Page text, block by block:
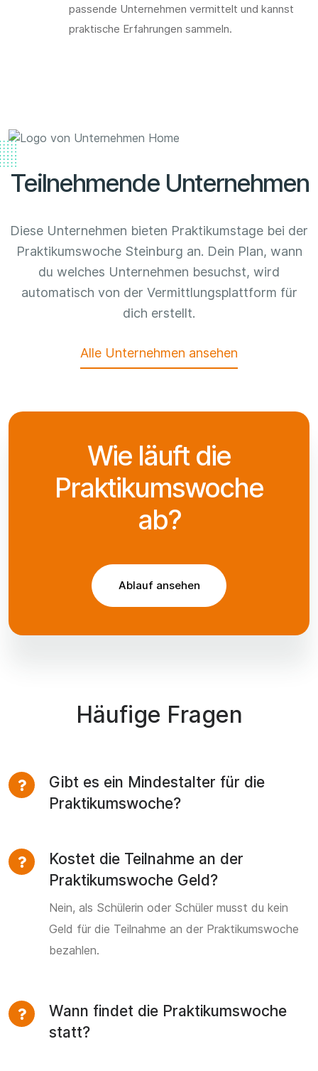
passende Unternehmen vermittelt und kannst
praktische Erfahrungen sammeln.
Teilnehmende Unternehmen
Diese Unternehmen bieten Praktikumstage bei der
Praktikumswoche Steinburg an. Dein Plan, wann
du welches Unternehmen besuchst, wird
automatisch von der Vermittlungsplattform für
dich erstellt.
Alle Unternehmen ansehen
Wie läuft die
Praktikumswoche
ab?
Ablauf ansehen
Häufige Fragen
Gibt es ein Mindestalter für die
Praktikumswoche?
Kostet die Teilnahme an der
Praktikumswoche Geld?
Nein, als Schülerin oder Schüler musst du kein
Geld für die Teilnahme an der Praktikumswoche
bezahlen.
Wann findet die Praktikumswoche
statt?